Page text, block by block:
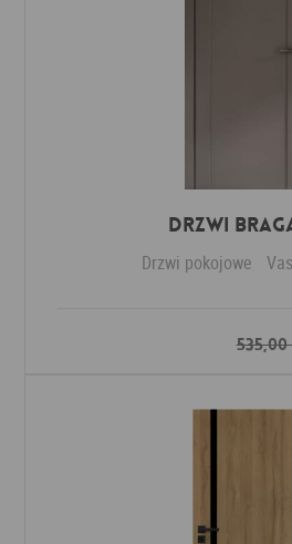
Drzwi
Drzwi pokojowe
535,00
Dodaj do